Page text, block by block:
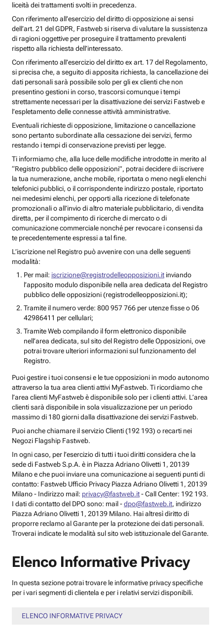
liceità dei trattamenti svolti in precedenza.
Con riferimento all’esercizio del diritto di opposizione ai sensi
dell’art. 21 del GDPR, Fastweb si riserva di valutare la sussistenza
di ragioni oggettive per proseguire il trattamento prevalenti
rispetto alla richiesta dell’interessato.
Con riferimento all’esercizio del diritto ex art. 17 del Regolamento,
si precisa che, a seguito di apposita richiesta, la cancellazione dei
dati personali sarà possibile solo per gli ex clienti che non
presentino gestioni in corso, trascorsi comunque i tempi
strettamente necessari per la disattivazione dei servizi Fastweb e
l’espletamento delle connesse attività amministrative.
Eventuali richieste di opposizione, limitazione o cancellazione
sono pertanto subordinate alla cessazione dei servizi, fermo
restando i tempi di conservazione previsti per legge.
Ti informiamo che, alla luce delle modifiche introdotte in merito al
“Registro pubblico delle opposizioni”, potrai decidere di iscrivere
la tua numerazione, anche mobile, riportata o meno negli elenchi
telefonici pubblici, o il corrispondente indirizzo postale, riportato
nei medesimi elenchi, per opporti alla ricezione di telefonate
promozionali o all’invio di altro materiale pubblicitario, di vendita
diretta, per il compimento di ricerche di mercato o di
comunicazione commerciale nonché per revocare i consensi da
te precedentemente espressi a tal fine.
L’iscrizione nel Registro può avvenire con una delle seguenti
modalità:
Per mail: iscrizione@registrodelleopposizioni.it inviando
l’apposito modulo disponibile nella area dedicata del Registro
pubblico delle opposizioni (registrodelleopposizioni.it);
Tramite il numero verde: 800 957 766 per utenze fisse o 06
42986411 per cellulari;
Tramite Web compilando il form elettronico disponibile
nell’area dedicata, sul sito del Registro delle Opposizioni, ove
potrai trovare ulteriori informazioni sul funzionamento del
Registro.
Puoi gestire i tuoi consensi e le tue opposizioni in modo autonomo
attraverso la tua area clienti attivi MyFastweb. Ti ricordiamo che
l’area clienti MyFastweb è disponibile solo per i clienti attivi. L’area
clienti sarà disponibile in sola visualizzazione per un periodo
massimo di 180 giorni dalla disattivazione dei servizi Fastweb.
Puoi anche chiamare il servizio Clienti (192 193) o recarti nei
Negozi Flagship Fastweb.
In ogni caso, per l’esercizio di tutti i tuoi diritti considera che la
sede di Fastweb S.p.A. è in Piazza Adriano Olivetti 1, 20139
Milano e che puoi inviare una comunicazione ai seguenti punti di
contatto: Fastweb Ufficio Privacy Piazza Adriano Olivetti 1, 20139
Milano - Indirizzo mail: privacy@fastweb.it- Call Center: 192 193.
I dati di contatto del DPO sono: mail -dpo@fastweb.it, indirizzo
Piazza Adriano Olivetti 1, 20139 Milano. Hai altresì diritto di
proporre reclamo al Garante per la protezione dei dati personali.
Troverai indicate le modalità sul sito web istituzionale del Garante.
Elenco Informative Privacy
In questa sezione potrai trovare le informative privacy specifiche
per i vari segmenti di clientela e per i relativi servizi disponibili.
ELENCO INFORMATIVE PRIVACY